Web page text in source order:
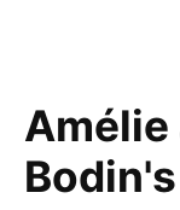
Amélie
Bodin's